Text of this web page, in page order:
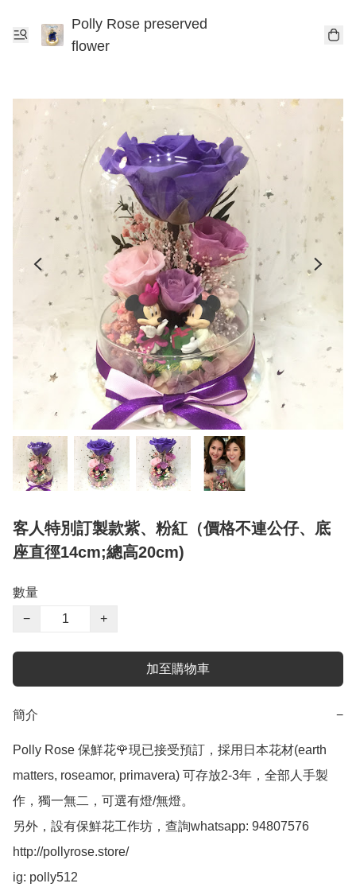
Polly Rose preserved
flower
客人特別訂製款紫、粉紅（價格不連公仔、底
座直徑14cm;總高20cm)
數量
−
+
加至購物車
簡介 −
Polly Rose 保鮮花🌹現已接受預訂，採用日本花材(earth
matters, roseamor, primavera) 可存放2-3年，全部人手製
作，獨一無二，可選有燈/無燈。
另外，設有保鮮花工作坊，查詢whatsapp: 94807576
http://pollyrose.store/
ig: polly512